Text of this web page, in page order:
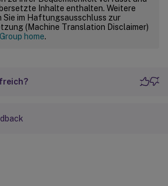
Inhalte enthalten. Weitere
Sie im Haftungsausschluss zur
(Machine Translation Disclaimer)
home.